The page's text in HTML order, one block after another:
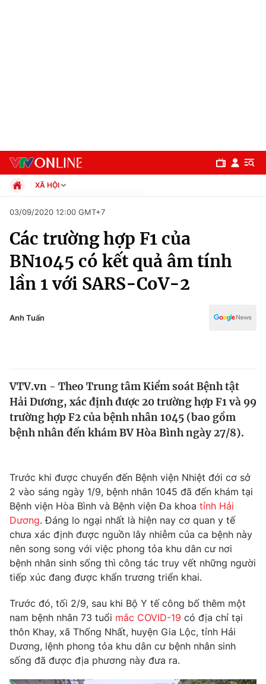
Chuyên mục
Chính trị
Thế giới
Tin tức
Câu chuyện quốc tế
Kinh tế
Thị trường
Góc doanh nghiệp
Dữ liệu và đời sống
Truyền hình
Phim VTV
Hậu trường
Nhân vật
Khán giả
Giải sao mai
Giải trí
Điện ảnh
Sao
Đời sống
Du lịch
Làm đẹp
Chất lượng cuộc sống
Giáo dục
Tuyển sinh
Học trực tuyến
Công nghệ
XÃ HỘI
Xã hội
Pháp luật
Thể thao
Truyền hình
03/09/2020 12:00 GMT+7
Các trường hợp F1 của
BN1045 có kết quả âm tính
lần 1 với SARS-CoV-2
Anh Tuấn
VTV.vn - Theo Trung tâm Kiểm soát Bệnh tật
Hải Dương, xác định được 20 trường hợp F1 và 99
trường hợp F2 của bệnh nhân 1045 (bao gồm
bệnh nhân đến khám BV Hòa Bình ngày 27/8).
Trước khi được chuyển đến Bệnh viện Nhiệt đới cơ sở
2 vào sáng ngày 1/9, bệnh nhân 1045 đã đến khám tại
Bệnh viện Hòa Bình và Bệnh viện Đa khoa tỉnh Hải
Dương. Đáng lo ngại nhất là hiện nay cơ quan y tế
chưa xác định được nguồn lây nhiễm của ca bệnh này
nên song song với việc phong tỏa khu dân cư nơi
bệnh nhân sinh sống thì công tác truy vết những người
tiếp xúc đang được khẩn trương triển khai.
Trước đó, tối 2/9, sau khi Bộ Y tế công bố thêm một
nam bệnh nhân 73 tuổi mắc COVID-19 có địa chỉ tại
thôn Khay, xã Thống Nhất, huyện Gia Lộc, tỉnh Hải
Dương, lệnh phong tỏa khu dân cư bệnh nhân sinh
sống đã được địa phương này đưa ra.